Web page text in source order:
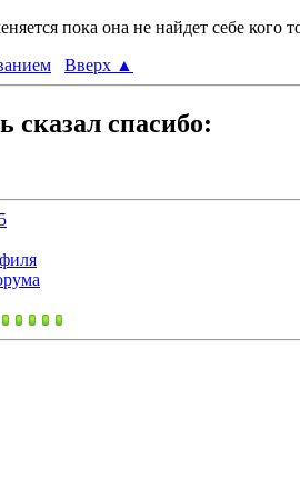
пока она не найдет себе кого
Вверх ▲
сказал cпасибо: